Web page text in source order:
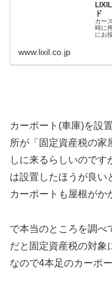
ド
カー
時に
にお
www.lixil.co.jp
カーポート(車庫)を設
所が「固定資産税の家
しに来るらしいのです
は設置したほうが良い
カーポートも屋根がか
で本当のところを調べ
だと固定資産税の対象
なので4本足のカーポ